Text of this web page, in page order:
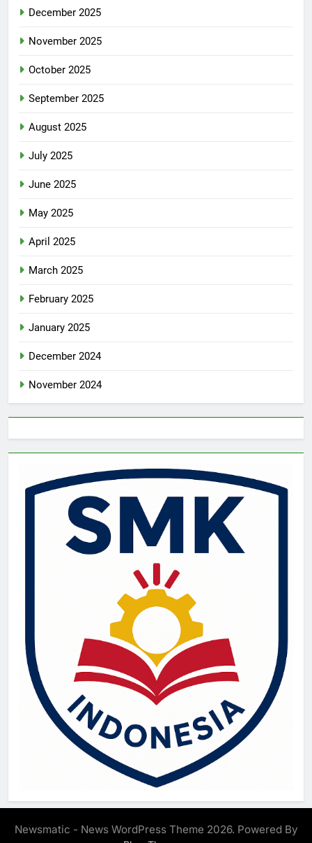
December 2025
November 2025
October 2025
September 2025
August 2025
July 2025
June 2025
May 2025
April 2025
March 2025
February 2025
January 2025
December 2024
November 2024
Newsmatic - News WordPress Theme 2026. Powered By